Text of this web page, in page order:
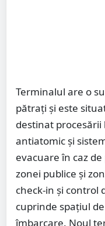
Terminalul are o
pătrați și este
destinat procesării
antiatomic și
evacuare în caz
zonei publice și
check-in și control
cuprinde spațiul
îmbarcare. Noul